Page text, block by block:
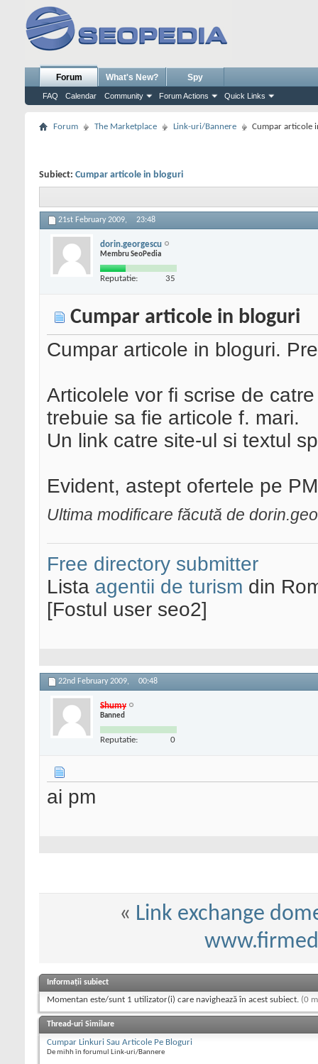
Forum
FAQ Calendar Community Forum Actions Quick Links
What's New? Spy
Forum The Marketplace Link-uri/Bannere Cumpar articole
Subiect: Cumpar articole in bloguri
21st February 2009, 23:48
dorin.georgescu
Membru SeoPedia
Reputatie: 35
Cumpar articole in bloguri
Cumpar articole in bloguri.
Articolele vor fi scrise de
trebuie sa fie articole f. mari.
Un link catre site-ul si textul
Evident, astept ofertele pe
Ultima modificare făcută de
Free directory submitter
Lista agentii de turism din
[Fostul user seo2]
22nd February 2009, 00:48
Shumy
Banned
Reputatie: 0
ai pm
« Link exchange
Informații subiect
Momentan este/sunt 1 utilizator(i) care navighează în acest subiect. (0
Thread-uri Similare
Cumpar Linkuri Sau Articole Pe Bloguri
De mihh în forumul Link-uri/Bannere